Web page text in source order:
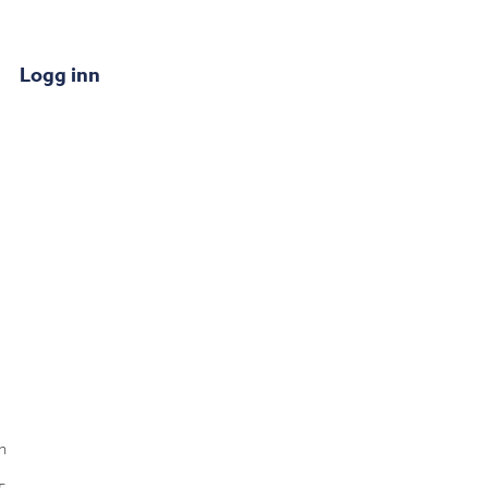
Logg inn